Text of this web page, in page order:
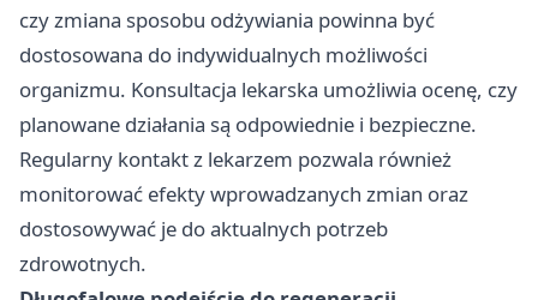
czy zmiana sposobu odżywiania powinna być
dostosowana do indywidualnych możliwości
organizmu. Konsultacja lekarska umożliwia ocenę, czy
planowane działania są odpowiednie i bezpieczne.
Regularny kontakt z lekarzem pozwala również
monitorować efekty wprowadzanych zmian oraz
dostosowywać je do aktualnych potrzeb
zdrowotnych.